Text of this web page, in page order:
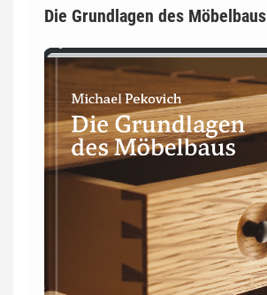
Die Grundlagen des Möbelbaus